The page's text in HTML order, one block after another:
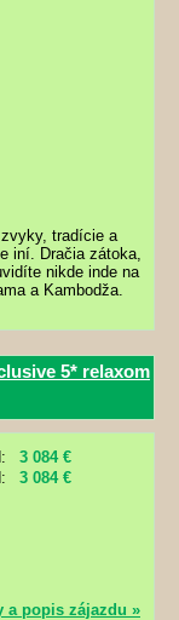
tradície a
iní. Dračia zátoka,
nikde inde na
a Kambodža.
5* relaxom
3 084 €
3 084 €
a popis zájazdu »